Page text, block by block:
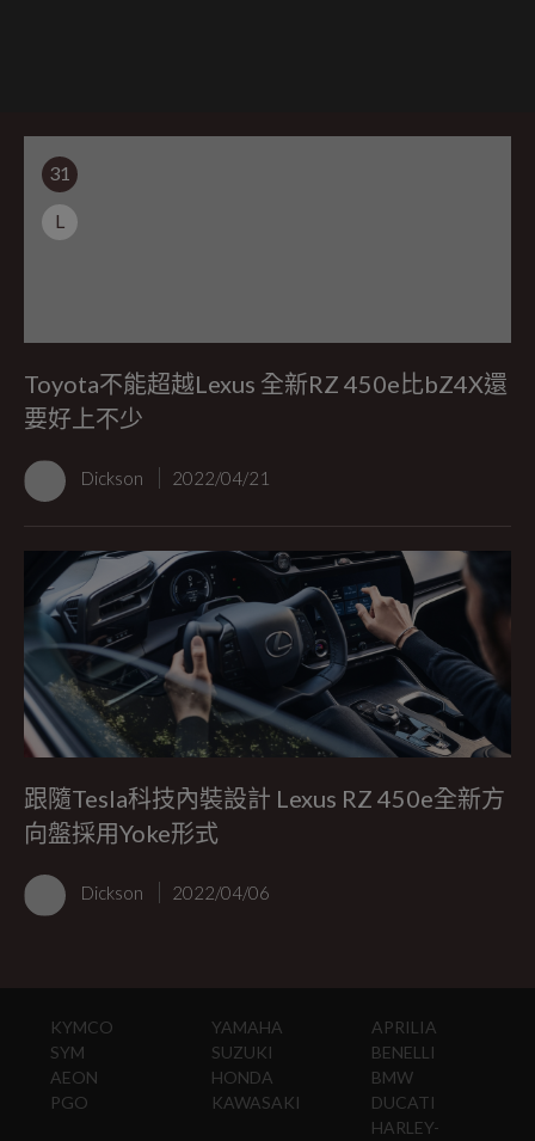
31
L
Toyota不能超越Lexus 全新RZ 450e比bZ4X還
要好上不少
Dickson 2022/04/21
跟隨Tesla科技內裝設計 Lexus RZ 450e全新方
向盤採用Yoke形式
Dickson 2022/04/06
KYMCO
SYM
AEON
PGO
YAMAHA
SUZUKI
HONDA
KAWASAKI
APRILIA
BENELLI
BMW
DUCATI
HARLEY-